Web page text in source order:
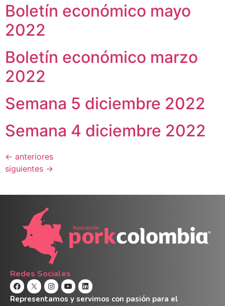
Boletín económico mayo
2022
Boletín económico marzo
2022
Semana 5 diciembre 2022
Semana 4 diciembre 2022
← anteriores
siguientes →
Redes Sociales
Representamos y servimos con pasión para el